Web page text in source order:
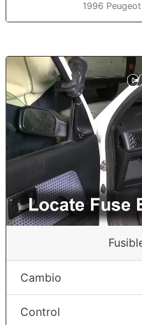
1996
Cambio
Control